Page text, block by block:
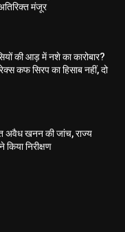
मंजूर
की आड़ में नशे का कारोबार?
कफ सिरप का हिसाब नहीं, दो
अवैध खनन की जांच, राज्य
निरीक्षण